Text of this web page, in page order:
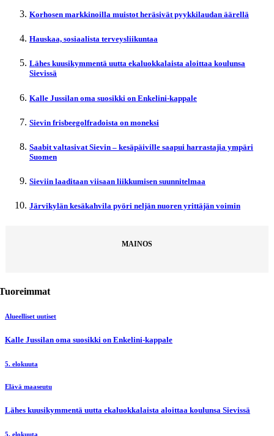
Korhosen markkinoilla muistot heräsivät pyykkilaudan äärellä
Hauskaa, sosiaalista terveysliikuntaa
Lähes kuusikymmentä uutta ekaluokkalaista aloittaa koulunsa
Sievissä
Kalle Jussilan oma suosikki on Enkelini-kappale
Sievin frisbeegolfradoista on moneksi
Saabit valtasivat Sievin – kesäpäiville saapui harrastajia ympäri
Suomen
Sieviin laaditaan viisaan liikkumisen suunnitelmaa
Järvikylän kesäkahvila pyöri neljän nuoren yrittäjän voimin
MAINOS
Alueelliset uutiset
Kalle Jussilan oma suosikki on Enkelini-kappale
5. elokuuta
Elävä maaseutu
Lähes kuusikymmentä uutta ekaluokkalaista aloittaa koulunsa Sievissä
5. elokuuta